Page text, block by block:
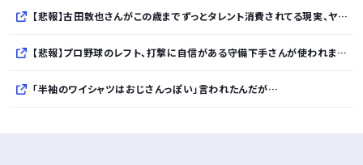
【悲報】古田敦也さんがこの歳までずっとタレント消費されてる現実、ヤバない？ｗｗｗｗｗｗｗｗｗｗ
【悲報】プロ野球のレフト、打撃に自信がある守備下手さんが使われまくるｗｗｗｗｗｗｗｗｗｗ
「半袖のワイシャツはおじさんっぽい」言われたんだが…